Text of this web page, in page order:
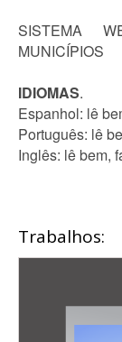
SISTEMA
MUNICÍPIOS
IDIOMAS.
Espanhol: lê
Português: lê
Inglês: lê bem,
Trabalhos: